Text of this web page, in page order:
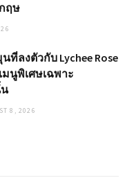
ฤษ
ลงตัวกับ Lychee Rose
มนูพิเศษเฉพาะ
8, 2026